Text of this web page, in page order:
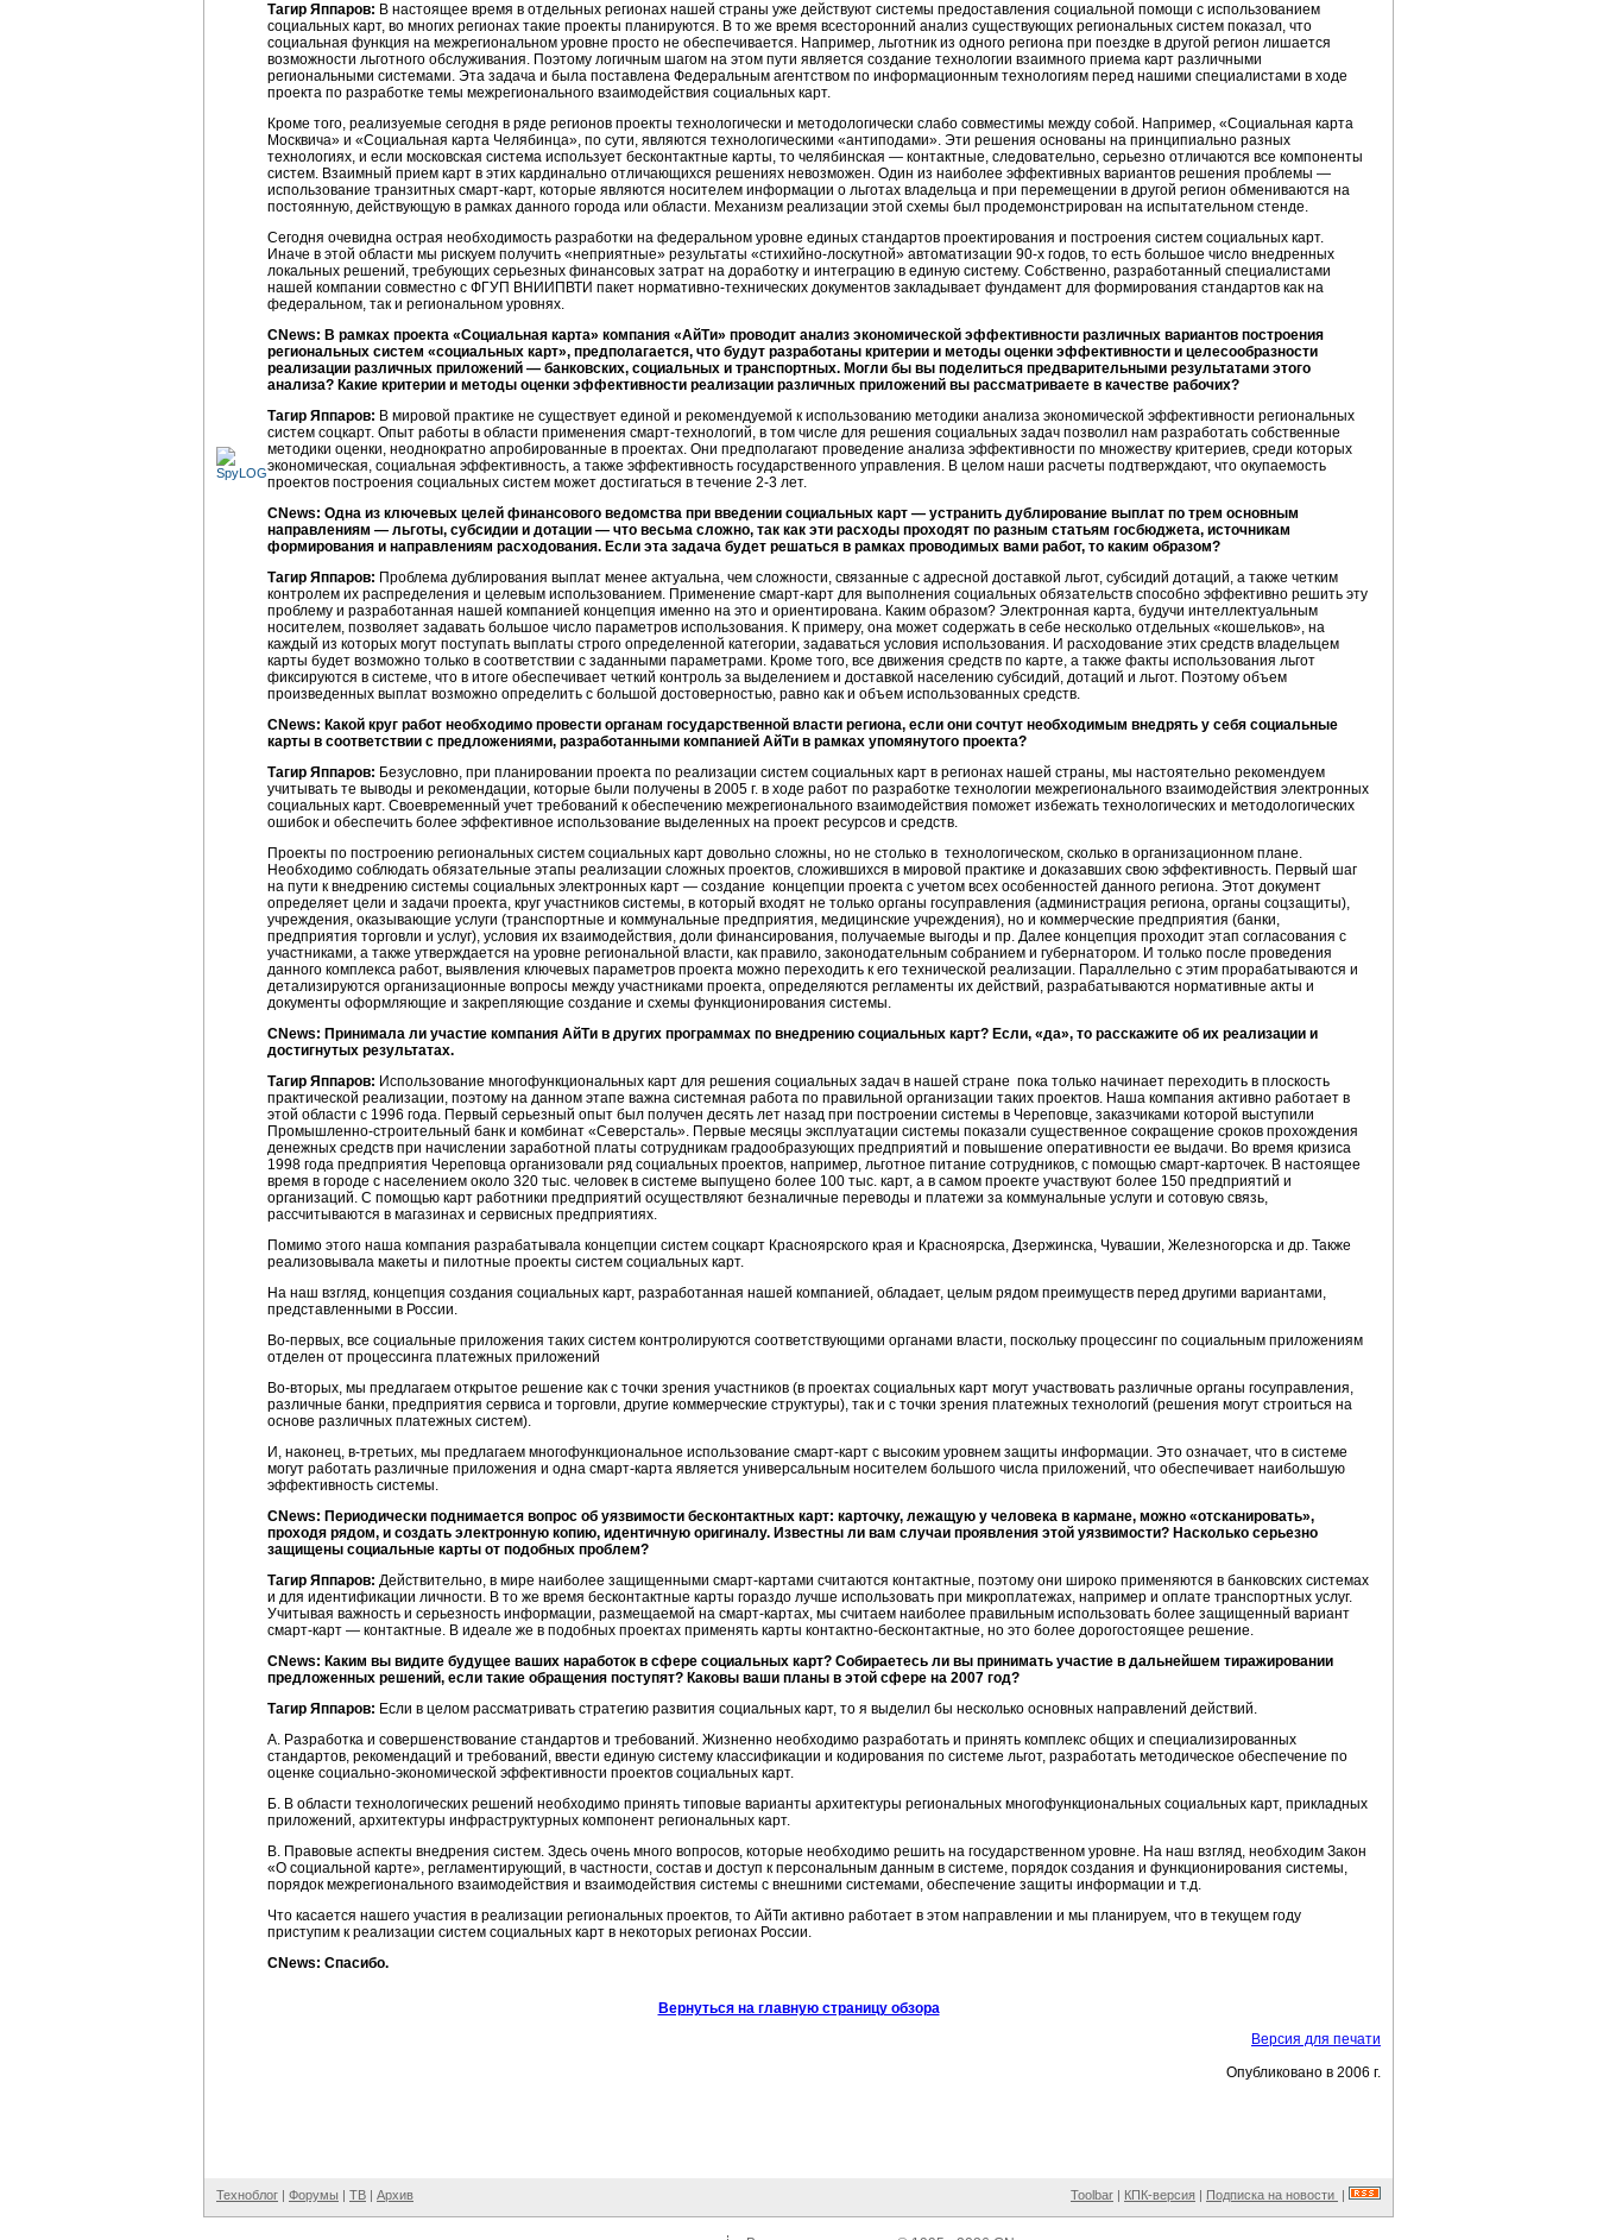
Тагир Яппаров: В настоящее время в отдельных регионах нашей страны уже действуют системы предоставления социальной помощи с использованием
социальных карт, во многих регионах такие проекты планируются. В то же время всесторонний анализ существующих региональных систем показал, что
социальная функция на межрегиональном уровне просто не обеспечивается. Например, льготник из одного региона при поездке в другой регион лишается
возможности льготного обслуживания. Поэтому логичным шагом на этом пути является создание технологии взаимного приема карт различными
региональными системами. Эта задача и была поставлена Федеральным агентством по информационным технологиям перед нашими специалистами в ходе
проекта по разработке темы межрегионального взаимодействия социальных карт.
Кроме того, реализуемые сегодня в ряде регионов проекты технологически и методологически слабо совместимы между собой. Например, «Социальная карта
Москвича» и «Социальная карта Челябинца», по сути, являются технологическими «антиподами». Эти решения основаны на принципиально разных
технологиях, и если московская система использует бесконтактные карты, то челябинская — контактные, следовательно, серьезно отличаются все компоненты
систем. Взаимный прием карт в этих кардинально отличающихся решениях невозможен. Один из наиболее эффективных вариантов решения проблемы —
использование транзитных смарт-карт, которые являются носителем информации о льготах владельца и при перемещении в другой регион обмениваются на
постоянную, действующую в рамках данного города или области. Механизм реализации этой схемы был продемонстрирован на испытательном стенде.
Сегодня очевидна острая необходимость разработки на федеральном уровне единых стандартов проектирования и построения систем социальных карт.
Иначе в этой области мы рискуем получить «неприятные» результаты «стихийно-лоскутной» автоматизации 90-х годов, то есть большое число внедренных
локальных решений, требующих серьезных финансовых затрат на доработку и интеграцию в единую систему. Собственно, разработанный специалистами
нашей компании совместно с ФГУП ВНИИПВТИ пакет нормативно-технических документов закладывает фундамент для формирования стандартов как на
федеральном, так и региональном уровнях.
CNews: В рамках проекта «Социальная карта» компания «АйТи» проводит анализ экономической эффективности различных вариантов построения
региональных систем «социальных карт», предполагается, что будут разработаны критерии и методы оценки эффективности и целесообразности
реализации различных приложений — банковских, социальных и транспортных. Могли бы вы поделиться предварительными результатами этого
анализа? Какие критерии и методы оценки эффективности реализации различных приложений вы рассматриваете в качестве рабочих?
Тагир Яппаров: В мировой практике не существует единой и рекомендуемой к использованию методики анализа экономической эффективности региональных
систем соцкарт. Опыт работы в области применения смарт-технологий, в том числе для решения социальных задач позволил нам разработать собственные
методики оценки, неоднократно апробированные в проектах. Они предполагают проведение анализа эффективности по множеству критериев, среди которых
экономическая, социальная эффективность, а также эффективность государственного управления. В целом наши расчеты подтверждают, что окупаемость
проектов построения социальных систем может достигаться в течение 2-3 лет.
CNews: Одна из ключевых целей финансового ведомства при введении социальных карт — устранить дублирование выплат по трем основным
направлениям — льготы, субсидии и дотации — что весьма сложно, так как эти расходы проходят по разным статьям госбюджета, источникам
формирования и направлениям расходования. Если эта задача будет решаться в рамках проводимых вами работ, то каким образом?
Тагир Яппаров: Проблема дублирования выплат менее актуальна, чем сложности, связанные с адресной доставкой льгот, субсидий дотаций, а также четким
контролем их распределения и целевым использованием. Применение смарт-карт для выполнения социальных обязательств способно эффективно решить эту
проблему и разработанная нашей компанией концепция именно на это и ориентирована. Каким образом? Электронная карта, будучи интеллектуальным
носителем, позволяет задавать большое число параметров использования. К примеру, она может содержать в себе несколько отдельных «кошельков», на
каждый из которых могут поступать выплаты строго определенной категории, задаваться условия использования. И расходование этих средств владельцем
карты будет возможно только в соответствии с заданными параметрами. Кроме того, все движения средств по карте, а также факты использования льгот
фиксируются в системе, что в итоге обеспечивает четкий контроль за выделением и доставкой населению субсидий, дотаций и льгот. Поэтому объем
произведенных выплат возможно определить с большой достоверностью, равно как и объем использованных средств.
CNews: Какой круг работ необходимо провести органам государственной власти региона, если они сочтут необходимым внедрять у себя социальные
карты в соответствии с предложениями, разработанными компанией АйТи в рамках упомянутого проекта?
Тагир Яппаров: Безусловно, при планировании проекта по реализации систем социальных карт в регионах нашей страны, мы настоятельно рекомендуем
учитывать те выводы и рекомендации, которые были получены в 2005 г. в ходе работ по разработке технологии межрегионального взаимодействия электронных
социальных карт. Своевременный учет требований к обеспечению межрегионального взаимодействия поможет избежать технологических и методологических
ошибок и обеспечить более эффективное использование выделенных на проект ресурсов и средств.
Проекты по построению региональных систем социальных карт довольно сложны, но не столько в технологическом, сколько в организационном плане.
Необходимо соблюдать обязательные этапы реализации сложных проектов, сложившихся в мировой практике и доказавших свою эффективность. Первый шаг
на пути к внедрению системы социальных электронных карт — создание концепции проекта с учетом всех особенностей данного региона. Этот документ
определяет цели и задачи проекта, круг участников системы, в который входят не только органы госуправления (администрация региона, органы соцзащиты),
учреждения, оказывающие услуги (транспортные и коммунальные предприятия, медицинские учреждения), но и коммерческие предприятия (банки,
предприятия торговли и услуг), условия их взаимодействия, доли финансирования, получаемые выгоды и пр. Далее концепция проходит этап согласования с
участниками, а также утверждается на уровне региональной власти, как правило, законодательным собранием и губернатором. И только после проведения
данного комплекса работ, выявления ключевых параметров проекта можно переходить к его технической реализации. Параллельно с этим прорабатываются и
детализируются организационные вопросы между участниками проекта, определяются регламенты их действий, разрабатываются нормативные акты и
документы оформляющие и закрепляющие создание и схемы функционирования системы.
CNews: Принимала ли участие компания АйТи в других программах по внедрению социальных карт? Если, «да», то расскажите об их реализации и
достигнутых результатах.
Тагир Яппаров: Использование многофункциональных карт для решения социальных задач в нашей стране пока только начинает переходить в плоскость
практической реализации, поэтому на данном этапе важна системная работа по правильной организации таких проектов. Наша компания активно работает в
этой области с 1996 года. Первый серьезный опыт был получен десять лет назад при построении системы в Череповце, заказчиками которой выступили
Промышленно-строительный банк и комбинат «Северсталь». Первые месяцы эксплуатации системы показали существенное сокращение сроков прохождения
денежных средств при начислении заработной платы сотрудникам градообразующих предприятий и повышение оперативности ее выдачи. Во время кризиса
1998 года предприятия Череповца организовали ряд социальных проектов, например, льготное питание сотрудников, с помощью смарт-карточек. В настоящее
время в городе с населением около 320 тыс. человек в системе выпущено более 100 тыс. карт, а в самом проекте участвуют более 150 предприятий и
организаций. С помощью карт работники предприятий осуществляют безналичные переводы и платежи за коммунальные услуги и сотовую связь,
рассчитываются в магазинах и сервисных предприятиях.
Помимо этого наша компания разрабатывала концепции систем соцкарт Красноярского края и Красноярска, Дзержинска, Чувашии, Железногорска и др. Также
реализовывала макеты и пилотные проекты систем социальных карт.
На наш взгляд, концепция создания социальных карт, разработанная нашей компанией, обладает, целым рядом преимуществ перед другими вариантами,
представленными в России.
Во-первых, все социальные приложения таких систем контролируются соответствующими органами власти, поскольку процессинг по социальным приложениям
отделен от процессинга платежных приложений
Во-вторых, мы предлагаем открытое решение как с точки зрения участников (в проектах социальных карт могут участвовать различные органы госуправления,
различные банки, предприятия сервиса и торговли, другие коммерческие структуры), так и с точки зрения платежных технологий (решения могут строиться на
основе различных платежных систем).
И, наконец, в-третьих, мы предлагаем многофункциональное использование смарт-карт с высоким уровнем защиты информации. Это означает, что в системе
могут работать различные приложения и одна смарт-карта является универсальным носителем большого числа приложений, что обеспечивает наибольшую
эффективность системы.
CNews: Периодически поднимается вопрос об уязвимости бесконтактных карт: карточку, лежащую у человека в кармане, можно «отсканировать»,
проходя рядом, и создать электронную копию, идентичную оригиналу. Известны ли вам случаи проявления этой уязвимости? Насколько серьезно
защищены социальные карты от подобных проблем?
Тагир Яппаров: Действительно, в мире наиболее защищенными смарт-картами считаются контактные, поэтому они широко применяются в банковских системах
и для идентификации личности. В то же время бесконтактные карты гораздо лучше использовать при микроплатежах, например и оплате транспортных услуг.
Учитывая важность и серьезность информации, размещаемой на смарт-картах, мы считаем наиболее правильным использовать более защищенный вариант
смарт-карт — контактные. В идеале же в подобных проектах применять карты контактно-бесконтактные, но это более дорогостоящее решение.
CNews: Каким вы видите будущее ваших наработок в сфере социальных карт? Собираетесь ли вы принимать участие в дальнейшем тиражировании
предложенных решений, если такие обращения поступят? Каковы ваши планы в этой сфере на 2007 год?
Тагир Яппаров: Если в целом рассматривать стратегию развития социальных карт, то я выделил бы несколько основных направлений действий.
А. Разработка и совершенствование стандартов и требований. Жизненно необходимо разработать и принять комплекс общих и специализированных
стандартов, рекомендаций и требований, ввести единую систему классификации и кодирования по системе льгот, разработать методическое обеспечение по
оценке социально-экономической эффективности проектов социальных карт.
Б. В области технологических решений необходимо принять типовые варианты архитектуры региональных многофункциональных социальных карт, прикладных
приложений, архитектуры инфраструктурных компонент региональных карт.
В. Правовые аспекты внедрения систем. Здесь очень много вопросов, которые необходимо решить на государственном уровне. На наш взгляд, необходим Закон
«О социальной карте», регламентирующий, в частности, состав и доступ к персональным данным в системе, порядок создания и функционирования системы,
порядок межрегионального взаимодействия и взаимодействия системы с внешними системами, обеспечение защиты информации и т.д.
Что касается нашего участия в реализации региональных проектов, то АйТи активно работает в этом направлении и мы планируем, что в текущем году
приступим к реализации систем социальных карт в некоторых регионах России.
CNews: Спасибо.
Вернуться на главную страницу обзора
Версия для печати
Опубликовано в 2006 г.
Техноблог | Форумы | ТВ | Архив Toolbar | КПК-версия | Подписка на новости |